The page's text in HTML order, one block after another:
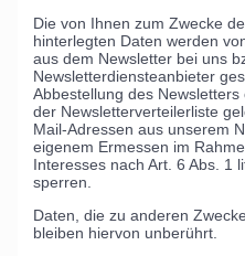
Die von Ihnen zum Zwecke
hinterlegten Daten werden
aus dem Newsletter bei uns
Newsletterdiensteanbieter
Abbestellung des
der Newsletterverteilerliste
Mail-Adressen aus unserem
eigenem Ermessen im
Interesses nach Art. 6 Abs. 1
sperren.
Daten, die zu anderen
bleiben hiervon unberührt.